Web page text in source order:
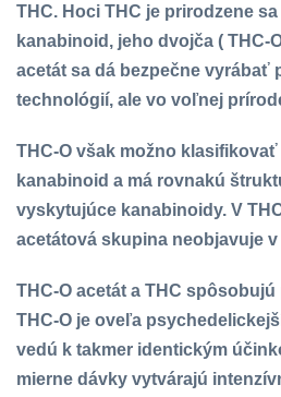
THC. Hoci THC je prirodzene
kanabinoid, jeho dvojča ( THC-
acetát sa dá bezpečne vyrábať
technológií, ale vo voľnej
THC-O však možno
kanabinoid a má rovnakú
vyskytujúce kanabinoidy. V
acetátová skupina neobjavuje
THC-O acetát a THC
THC-O je oveľa
vedú k takmer identickým
mierne dávky vytvárajú